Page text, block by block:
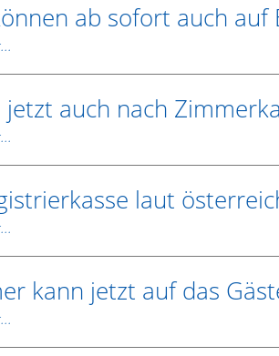
ab sofort auch
jetzt auch nach
laut
kann jetzt auf das